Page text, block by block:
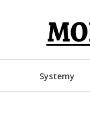
Systemy